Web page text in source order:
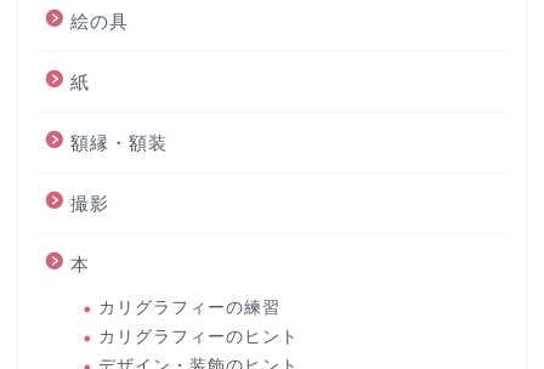
絵の具
紙
額縁・額装
撮影
本
カリグラフィーの練習
カリグラフィーのヒント